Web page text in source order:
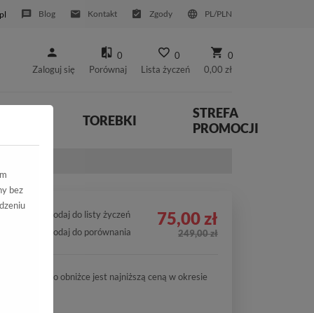
Blog Kontakt Zgody PL/PLN
Zaloguj się
0
Porównaj
0
Lista życzeń
0
0,00 zł
TOREBKI
STREFA
PROMOCJI
Dodaj do listy życzeń
Dodaj do porównania
75,00 zł
249,00 zł
Cena po obniżce jest najniższą ceną w okresie
bez